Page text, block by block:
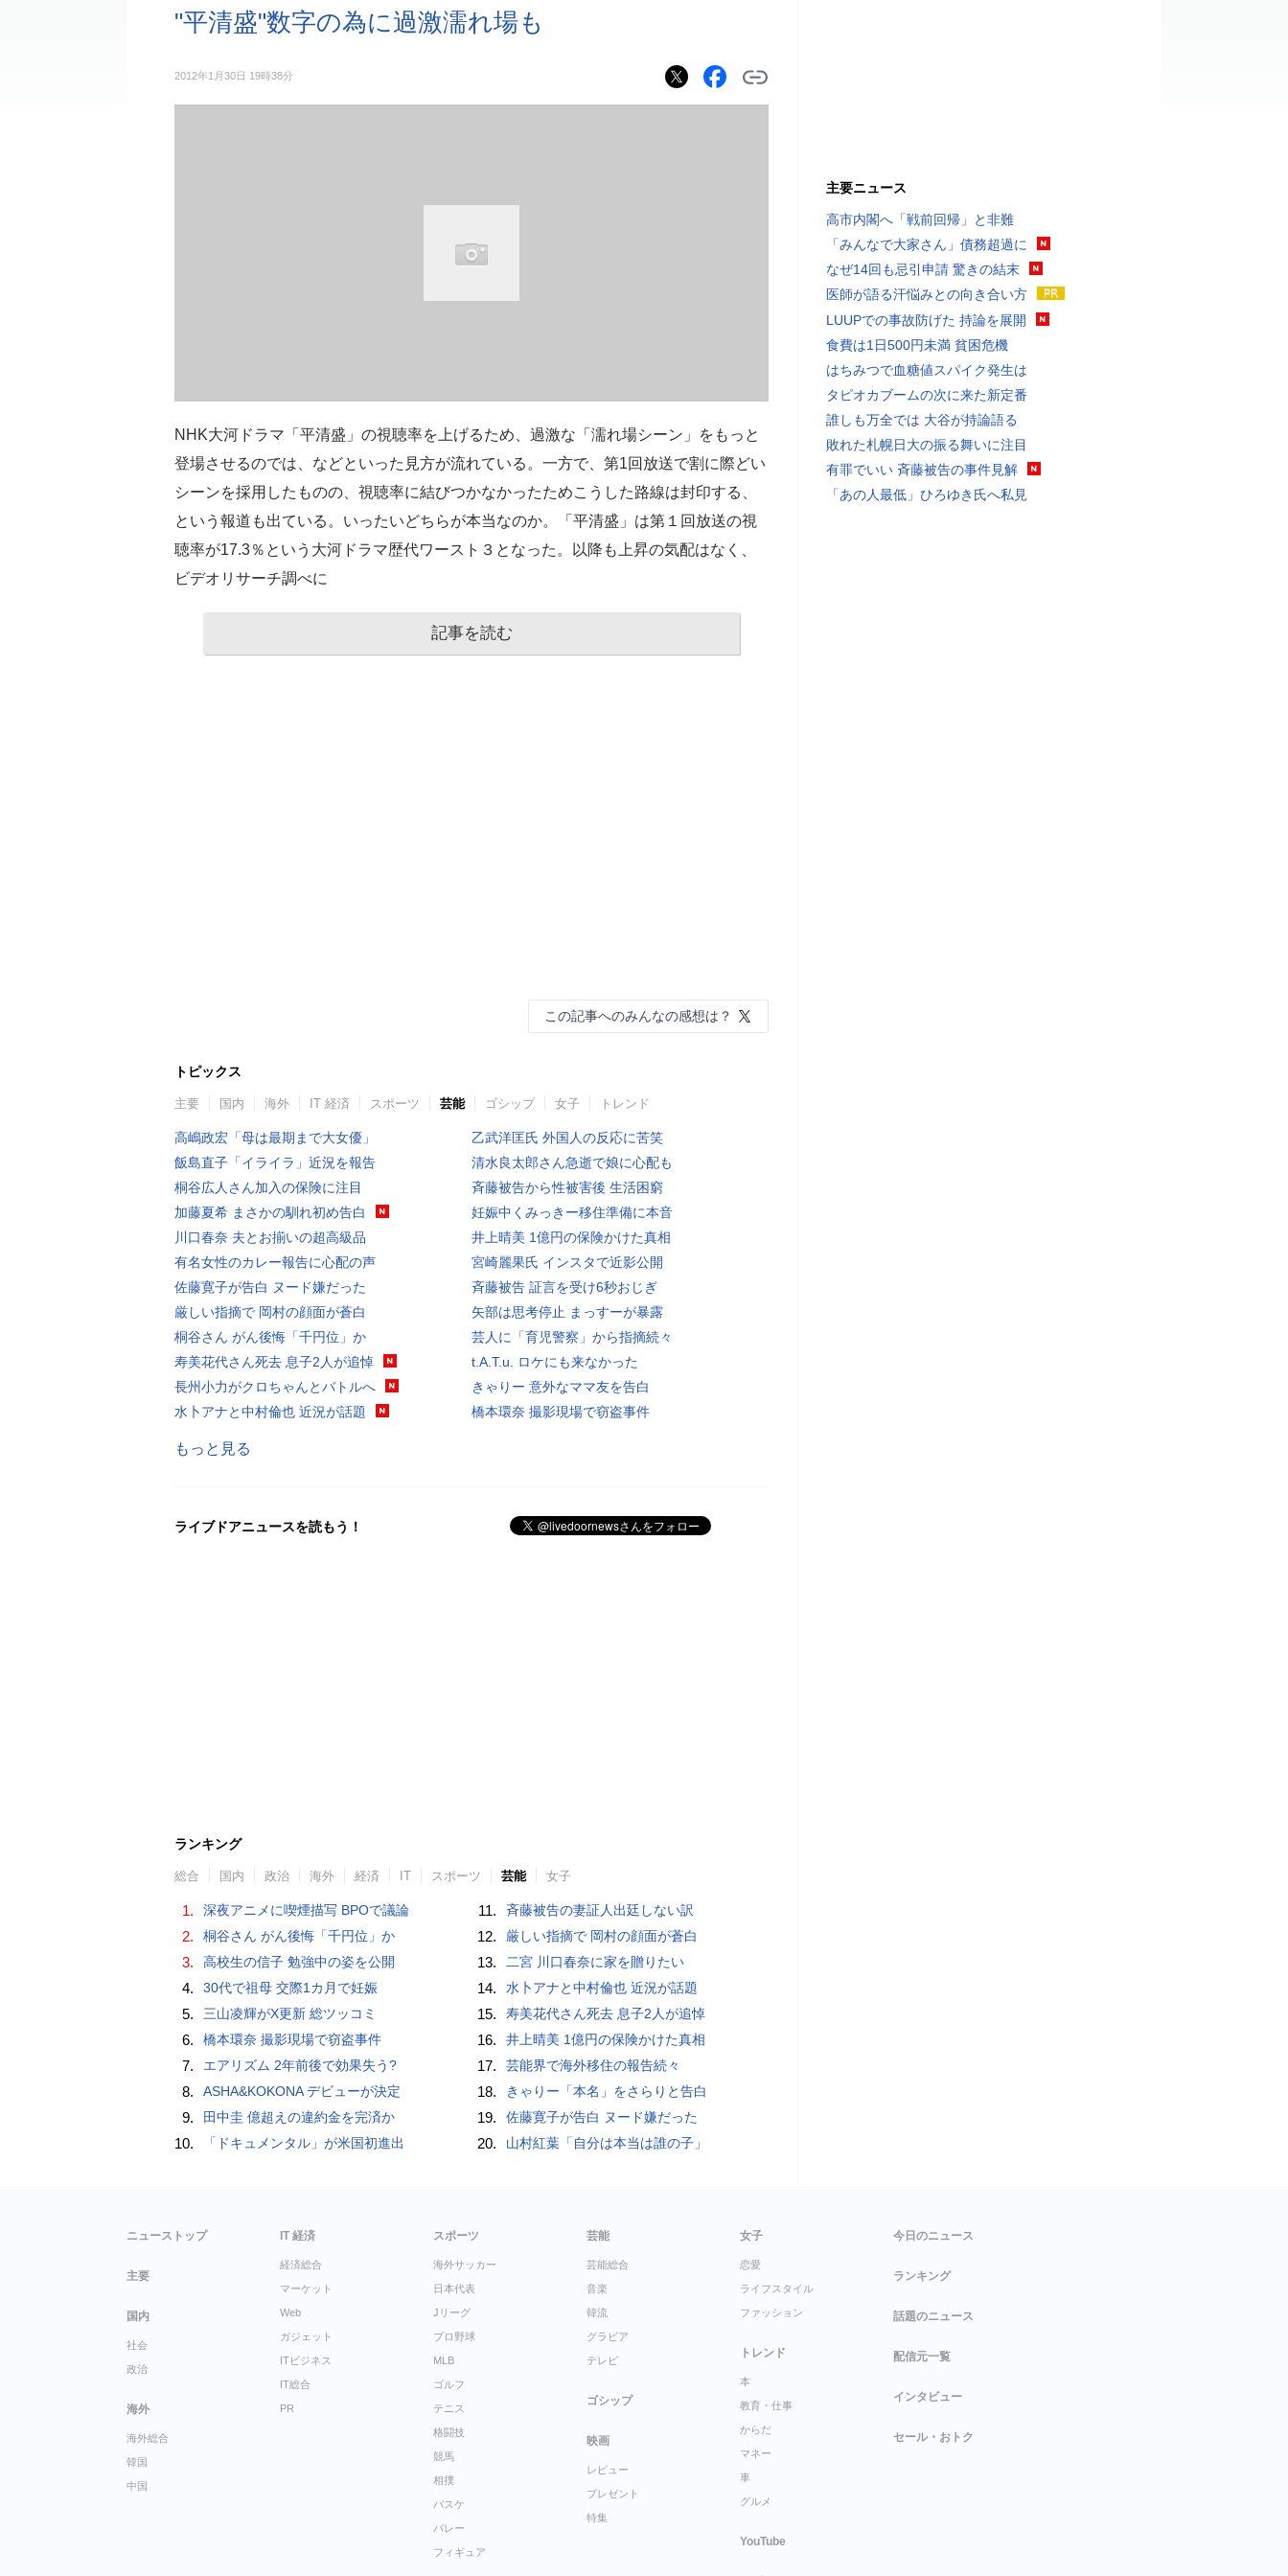
"平清盛"数字の為に過激濡れ場も
2012年1月30日 19時38分
NHK大河ドラマ「平清盛」の視聴率を上げるため、過激な「濡れ場シーン」をもっと
登場させるのでは、などといった見方が流れている。一方で、第1回放送で割に際どい
シーンを採用したものの、視聴率に結びつかなかったためこうした路線は封印する、
という報道も出ている。いったいどちらが本当なのか。「平清盛」は第１回放送の視
聴率が17.3％という大河ドラマ歴代ワースト３となった。以降も上昇の気配はなく、
ビデオリサーチ調べに
記事を読む
この記事へのみんなの感想は？
トピックス
主要 国内 海外 IT 経済 スポーツ 芸能 ゴシップ 女子 トレンド
高嶋政宏「母は最期まで大女優」
飯島直子「イライラ」近況を報告
桐谷広人さん加入の保険に注目
加藤夏希 まさかの馴れ初め告白
川口春奈 夫とお揃いの超高級品
有名女性のカレー報告に心配の声
佐藤寛子が告白 ヌード嫌だった
厳しい指摘で 岡村の顔面が蒼白
桐谷さん がん後悔「千円位」か
寿美花代さん死去 息子2人が追悼
長州小力がクロちゃんとバトルへ
水卜アナと中村倫也 近況が話題
乙武洋匡氏 外国人の反応に苦笑
清水良太郎さん急逝で娘に心配も
斉藤被告から性被害後 生活困窮
妊娠中くみっきー移住準備に本音
井上晴美 1億円の保険かけた真相
宮崎麗果氏 インスタで近影公開
斉藤被告 証言を受け6秒おじぎ
矢部は思考停止 まっすーが暴露
芸人に「育児警察」から指摘続々
t.A.T.u. ロケにも来なかった
きゃりー 意外なママ友を告白
橋本環奈 撮影現場で窃盗事件
もっと見る
ライブドアニュースを読もう！
ランキング
総合 国内 政治 海外 経済 IT スポーツ 芸能 女子
1. 深夜アニメに喫煙描写 BPOで議論
2. 桐谷さん がん後悔「千円位」か
3. 高校生の信子 勉強中の姿を公開
4. 30代で祖母 交際1カ月で妊娠
5. 三山凌輝がX更新 総ツッコミ
6. 橋本環奈 撮影現場で窃盗事件
7. エアリズム 2年前後で効果失う?
8. ASHA&KOKONA デビューが決定
9. 田中圭 億超えの違約金を完済か
10. 「ドキュメンタル」が米国初進出
11. 斉藤被告の妻証人出廷しない訳
12. 厳しい指摘で 岡村の顔面が蒼白
13. 二宮 川口春奈に家を贈りたい
14. 水卜アナと中村倫也 近況が話題
15. 寿美花代さん死去 息子2人が追悼
16. 井上晴美 1億円の保険かけた真相
17. 芸能界で海外移住の報告続々
18. きゃりー「本名」をさらりと告白
19. 佐藤寛子が告白 ヌード嫌だった
20. 山村紅葉「自分は本当は誰の子」
主要ニュース
高市内閣へ「戦前回帰」と非難
「みんなで大家さん」債務超過に
なぜ14回も忌引申請 驚きの結末
医師が語る汗悩みとの向き合い方
LUUPでの事故防げた 持論を展開
食費は1日500円未満 貧困危機
はちみつで血糖値スパイク発生は
タピオカブームの次に来た新定番
誰しも万全では 大谷が持論語る
敗れた札幌日大の振る舞いに注目
有罪でいい 斉藤被告の事件見解
「あの人最低」ひろゆき氏へ私見
ニューストップ
主要
国内
社会
政治
海外
海外総合
韓国
中国
IT 経済
経済総合
マーケット
Web
ガジェット
ITビジネス
IT総合
PR
スポーツ
海外サッカー
日本代表
Jリーグ
プロ野球
MLB
ゴルフ
テニス
格闘技
競馬
相撲
バスケ
バレー
フィギュア
芸能
芸能総合
音楽
韓流
グラビア
テレビ
ゴシップ
映画
レビュー
プレゼント
特集
女子
恋愛
ライフスタイル
ファッション
トレンド
本
教育・仕事
からだ
マネー
車
グルメ
YouTube
今日のニュース
ランキング
話題のニュース
配信元一覧
インタビュー
セール・おトク